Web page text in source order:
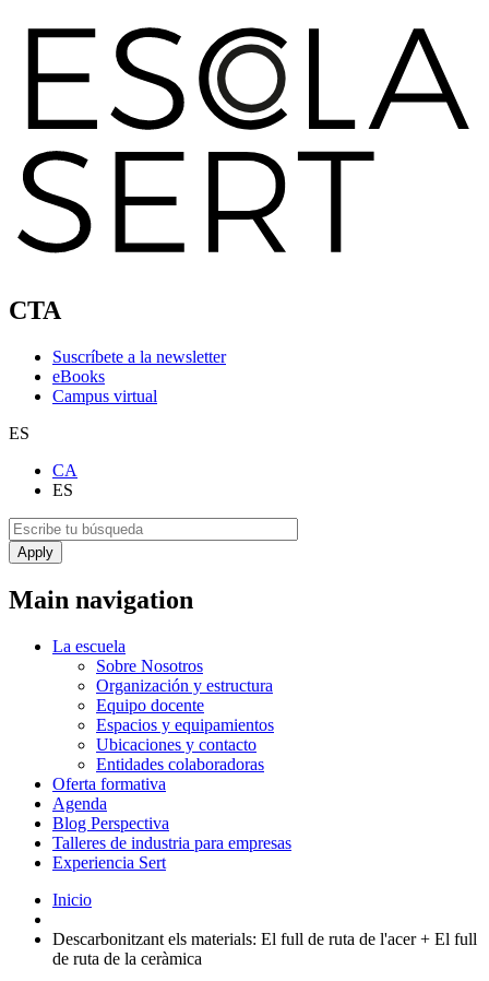
CTA
Suscríbete a la newsletter
eBooks
Campus virtual
ES
CA
ES
Main navigation
La escuela
Sobre Nosotros
Organización y estructura
Equipo docente
Espacios y equipamientos
Ubicaciones y contacto
Entidades colaboradoras
Oferta formativa
Agenda
Blog Perspectiva
Talleres de industria para empresas
Experiencia Sert
Inicio
Descarbonitzant els materials: El full de ruta de l'acer + El full
de ruta de la ceràmica